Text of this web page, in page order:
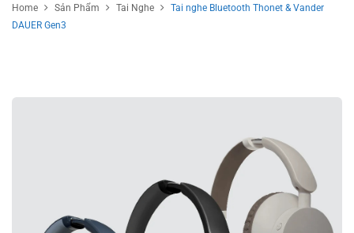
Home Sản Phẩm Tai Nghe
Tai nghe Bluetooth Thonet & Vander
DAUER Gen3